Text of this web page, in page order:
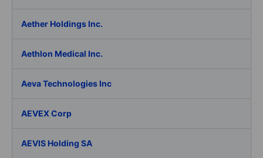
Aether Holdings Inc.
Aethlon Medical Inc.
Aeva Technologies Inc
AEVEX Corp
AEVIS Holding SA